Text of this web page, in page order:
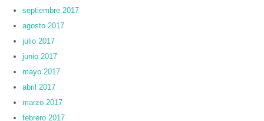
septiembre 2017
agosto 2017
julio 2017
junio 2017
mayo 2017
abril 2017
marzo 2017
febrero 2017